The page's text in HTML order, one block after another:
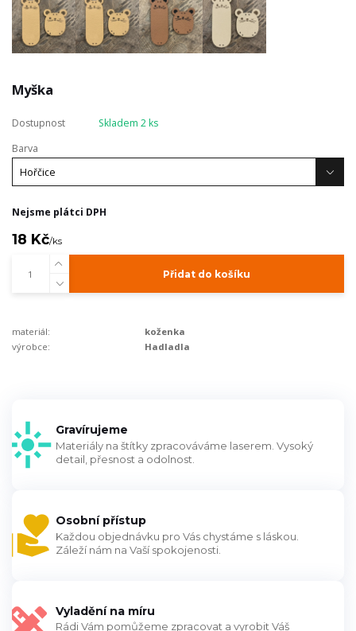
Myška
Dostupnost
Skladem 2 ks
Barva
Nejsme plátci DPH
18 Kč/ks
Přidat do košíku
materiál:
koženka
výrobce:
Hadladla
Gravírujeme
Materiály na štítky zpracováváme laserem. Vysoký
detail, přesnost a odolnost.
Osobní přístup
Každou objednávku pro Vás chystáme s láskou.
Záleží nám na Vaší spokojenosti.
Vyladění na míru
Rádi Vám pomůžeme zpracovat a vyrobit Váš